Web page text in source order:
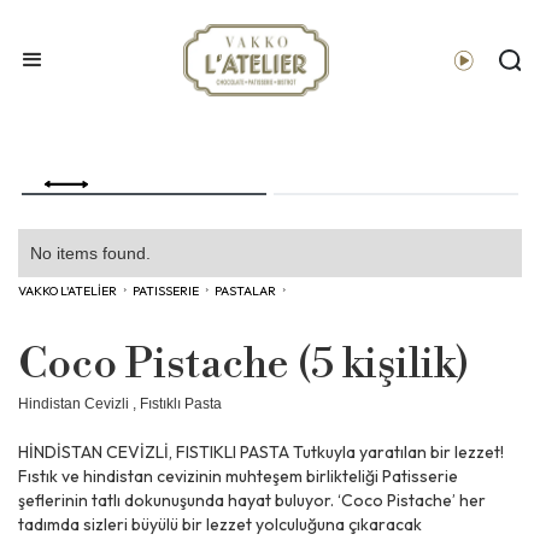
No items found.
VAKKO L'ATELİER › PATISSERIE › PASTALAR ›
Coco Pistache (5 kişilik)
Hindistan Cevizli , Fıstıklı Pasta
HİNDİSTAN CEVİZLİ, FISTIKLI PASTA Tutkuyla yaratılan bir lezzet!
Fıstık ve hindistan cevizinin muhteşem birlikteliği Patisserie
şeflerinin tatlı dokunuşunda hayat buluyor. ‘Coco Pistache’ her
tadımda sizleri büyülü bir lezzet yolculuğuna çıkaracak